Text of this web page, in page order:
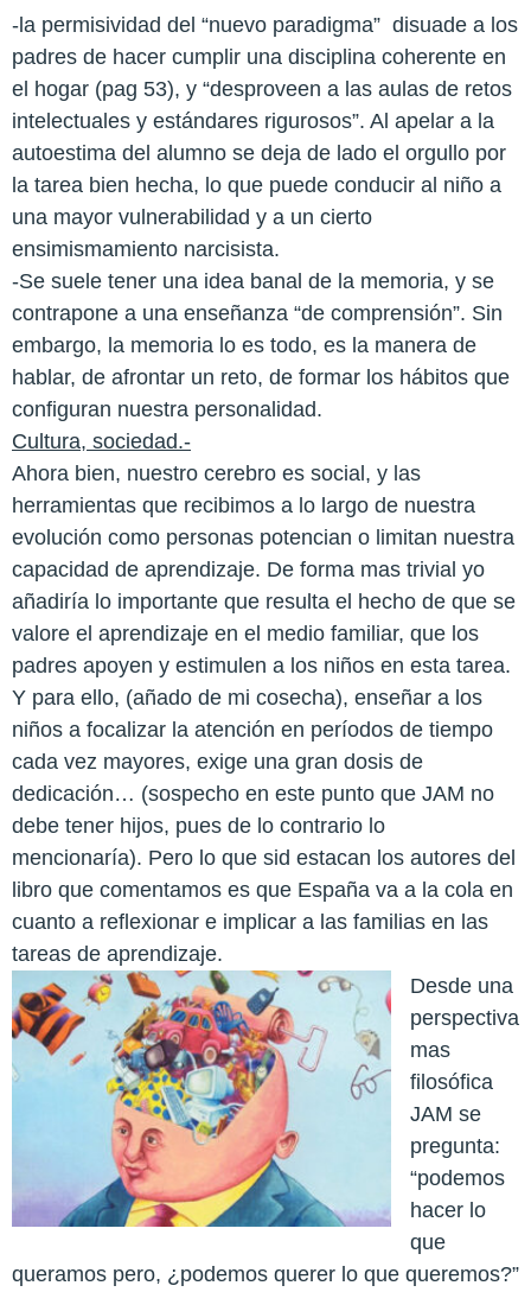
-la permisividad del “nuevo paradigma” disuade a los
padres de hacer cumplir una disciplina coherente en
el hogar (pag 53), y “desproveen a las aulas de retos
intelectuales y estándares rigurosos”. Al apelar a la
autoestima del alumno se deja de lado el orgullo por
la tarea bien hecha, lo que puede conducir al niño a
una mayor vulnerabilidad y a un cierto
ensimismamiento narcisista.
-Se suele tener una idea banal de la memoria, y se
contrapone a una enseñanza “de comprensión”. Sin
embargo, la memoria lo es todo, es la manera de
hablar, de afrontar un reto, de formar los hábitos que
configuran nuestra personalidad.
Cultura, sociedad.-
Ahora bien, nuestro cerebro es social, y las
herramientas que recibimos a lo largo de nuestra
evolución como personas potencian o limitan nuestra
capacidad de aprendizaje. De forma mas trivial yo
añadiría lo importante que resulta el hecho de que se
valore el aprendizaje en el medio familiar, que los
padres apoyen y estimulen a los niños en esta tarea.
Y para ello, (añado de mi cosecha), enseñar a los
niños a focalizar la atención en períodos de tiempo
cada vez mayores, exige una gran dosis de
dedicación… (sospecho en este punto que JAM no
debe tener hijos, pues de lo contrario lo
mencionaría). Pero lo que sid estacan los autores del
libro que comentamos es que España va a la cola en
cuanto a reflexionar e implicar a las familias en las
tareas de aprendizaje.
Desde una
perspectiva
mas
filosófica
JAM se
pregunta:
“podemos
hacer lo
que
queramos pero, ¿podemos querer lo que queremos?”